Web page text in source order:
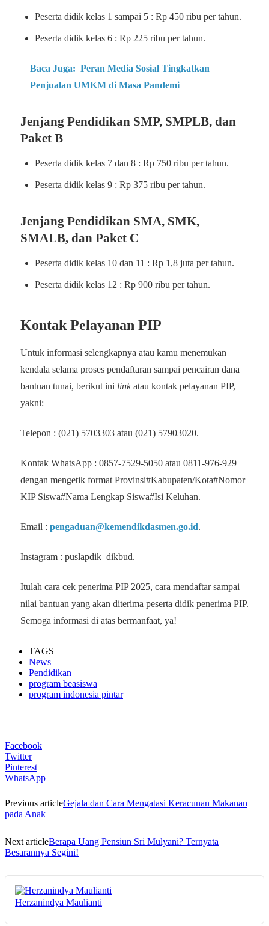
Peserta didik kelas 1 sampai 5 : Rp 450 ribu per tahun.
Peserta didik kelas 6 : Rp 225 ribu per tahun.
Baca Juga: Peran Media Sosial Tingkatkan
Penjualan UMKM di Masa Pandemi
Jenjang Pendidikan SMP, SMPLB, dan
Paket B
Peserta didik kelas 7 dan 8 : Rp 750 ribu per tahun.
Peserta didik kelas 9 : Rp 375 ribu per tahun.
Jenjang Pendidikan SMA, SMK,
SMALB, dan Paket C
Peserta didik kelas 10 dan 11 : Rp 1,8 juta per tahun.
Peserta didik kelas 12 : Rp 900 ribu per tahun.
Kontak Pelayanan PIP
Untuk informasi selengkapnya atau kamu menemukan
kendala selama proses pendaftaran sampai pencairan dana
bantuan tunai, berikut ini linkatau kontak pelayanan PIP,
yakni:
Telepon : (021) 5703303 atau (021) 57903020.
Kontak WhatsApp : 0857-7529-5050 atau 0811-976-929
dengan mengetik format Provinsi#Kabupaten/Kota#Nomor
KIP Siswa#Nama Lengkap Siswa#Isi Keluhan.
Email : pengaduan@kemendikdasmen.go.id.
Instagram : puslapdik_dikbud.
Itulah cara cek penerima PIP 2025, cara mendaftar sampai
nilai bantuan yang akan diterima peserta didik penerima PIP.
Semoga informasi di atas bermanfaat, ya!
TAGS
News
Pendidikan
program beasiswa
program indonesia pintar
Facebook
Twitter
Pinterest
WhatsApp
Previous articleGejala dan Cara Mengatasi Keracunan Makanan
pada Anak
Next articleBerapa Uang Pensiun Sri Mulyani? Ternyata
Besarannya Segini!
Herzanindya Maulianti